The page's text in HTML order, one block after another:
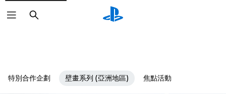
搜
尋
特別合作企劃 壁畫系列 (亞洲地區) 焦點活動